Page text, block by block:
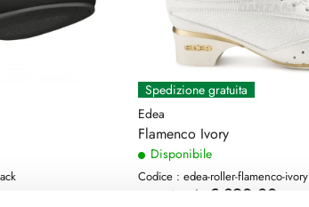
Spedizione gratuita
Edea
Flamenco Ivory
Disponibile
Codice : edea-roller-flamenco-ivory
a partire da € 390,00